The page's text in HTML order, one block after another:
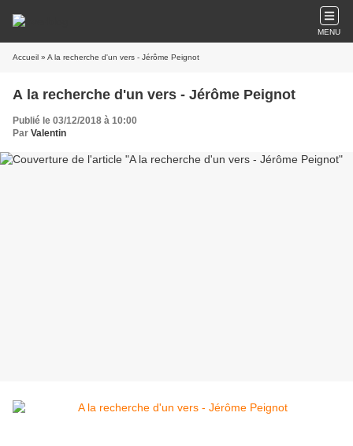
MENU
Accueil » A la recherche d'un vers - Jérôme Peignot
A la recherche d'un vers - Jérôme Peignot
Publié le 03/12/2018 à 10:00
Par Valentin